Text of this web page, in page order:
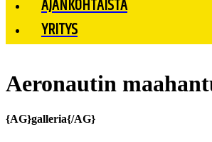
AJANKOHTAISTA
YRITYS
Aeronautin
{AG}galleria{/AG}